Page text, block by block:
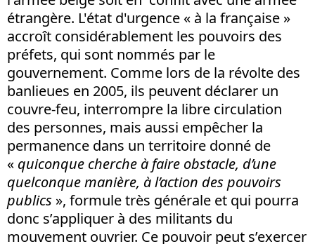
étrangère. L'état d'urgence « à la française »
accroît considérablement les pouvoirs des
préfets, qui sont nommés par le
gouvernement. Comme lors de la révolte des
banlieues en 2005, ils peuvent déclarer un
couvre-feu, interrompre la libre circulation
des personnes, mais aussi empêcher la
permanence dans un territoire donné de
« quiconque cherche à faire obstacle, d’une
quelconque manière, à l’action des pouvoirs
publics », formule très générale et qui pourra
donc s’appliquer à des militants du
mouvement ouvrier. Ce pouvoir peut s’exercer